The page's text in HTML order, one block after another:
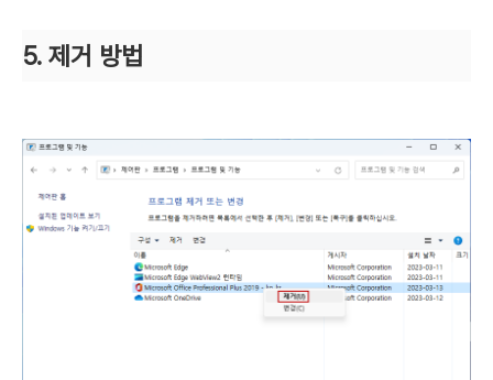
5. 제거 방법